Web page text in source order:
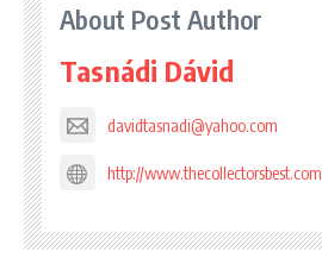
About Post Author
Tasnádi Dávid
davidtasnadi@yahoo.com
http://www.thecollectorsbest.com